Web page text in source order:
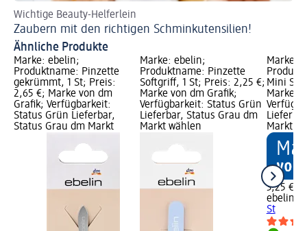
Wichtige Beauty-Helferlein
Zaubern mit den richtigen Schminkutensilien!
Ähnliche Produkte
Marke: ebelin;
Produktname: Pinzette
gekrümmt, 1 St; Preis:
2,65 €; Marke von dm
Grafik; Verfügbarkeit:
Status Grün Lieferbar,
Status Grau dm Markt
Marke: ebelin;
Produktname: Pinzette
Softgriff, 1 St; Preis: 2,25 €;
Marke von dm Grafik;
Verfügbarkeit: Status Grün
Lieferbar, Status Grau dm
Markt wählen
Marke:
Mini
Marke
Markt
3,25 €
ebelin
St